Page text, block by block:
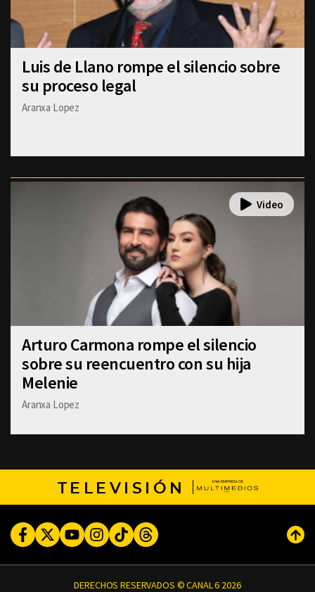
Luis de Llano rompe el silencio sobre
su proceso legal
Aranxa Lopez
Arturo Carmona rompe el silencio
sobre su reencuentro con su hija
Melenie
Aranxa Lopez
TELEVISIÓN
FacebookTwitterYoutubeInstagram
TikTokThreads
DERECHOS RESERVADOS © CANAL 6 2026